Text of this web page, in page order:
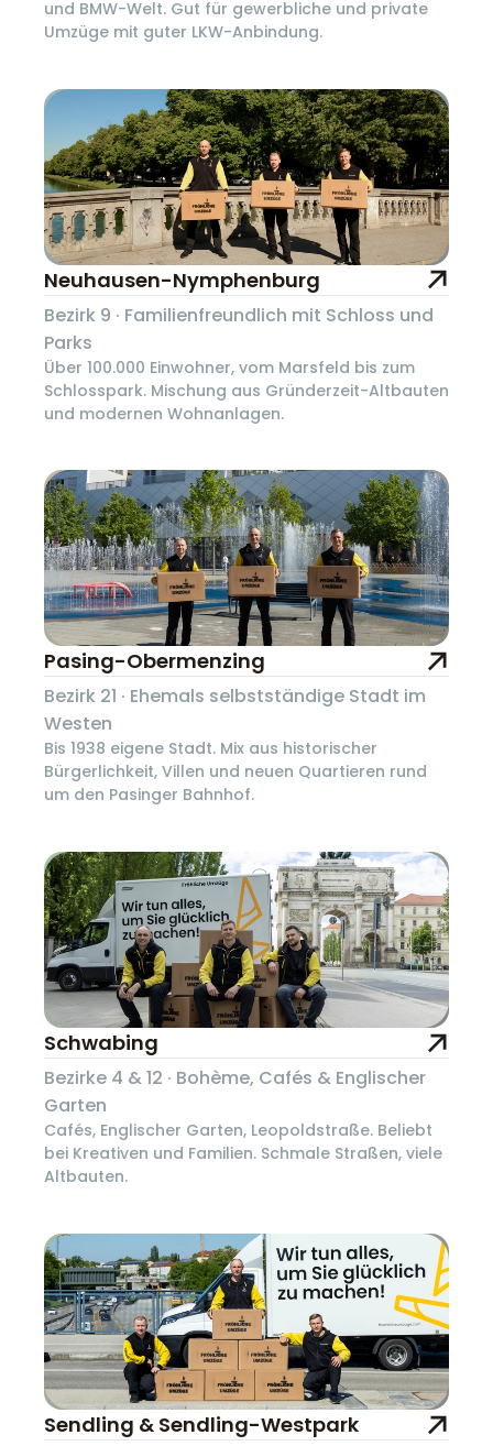
und BMW-Welt. Gut für gewerbliche und private
Umzüge mit guter LKW-Anbindung.
Neuhausen-Nymphenburg
Bezirk 9 · Familienfreundlich mit Schloss und
Parks
Über 100.000 Einwohner, vom Marsfeld bis zum
Schlosspark. Mischung aus Gründerzeit-Altbauten
und modernen Wohnanlagen.
Pasing-Obermenzing
Bezirk 21 · Ehemals selbstständige Stadt im
Westen
Bis 1938 eigene Stadt. Mix aus historischer
Bürgerlichkeit, Villen und neuen Quartieren rund
um den Pasinger Bahnhof.
Schwabing
Bezirke 4 & 12 · Bohème, Cafés & Englischer
Garten
Cafés, Englischer Garten, Leopoldstraße. Beliebt
bei Kreativen und Familien. Schmale Straßen, viele
Altbauten.
Sendling & Sendling-Westpark